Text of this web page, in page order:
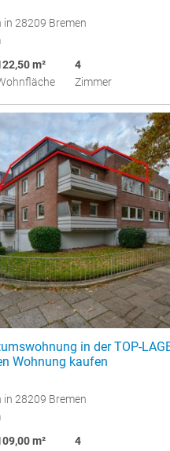
28209 Bremen
m²
4
Zimmer
in der TOP-
Wohnung kaufen
28209 Bremen
m²
4